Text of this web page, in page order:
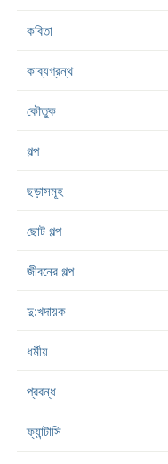
কবিতা
কাব্যগ্রন্থ
কৌতুক
গল্প
ছড়াসমূহ
ছোট গল্প
জীবনের গল্প
দু:খদায়ক
ধর্মীয়
প্রবন্ধ
ফ্যান্টাসি